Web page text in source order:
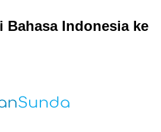
Bahasa Indonesia ke